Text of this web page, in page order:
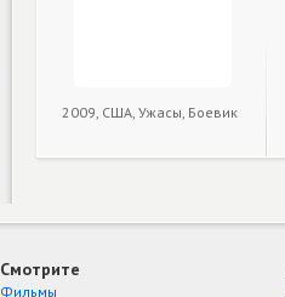
2009, США, Ужасы, Боевик
Смотрите
Фильмы